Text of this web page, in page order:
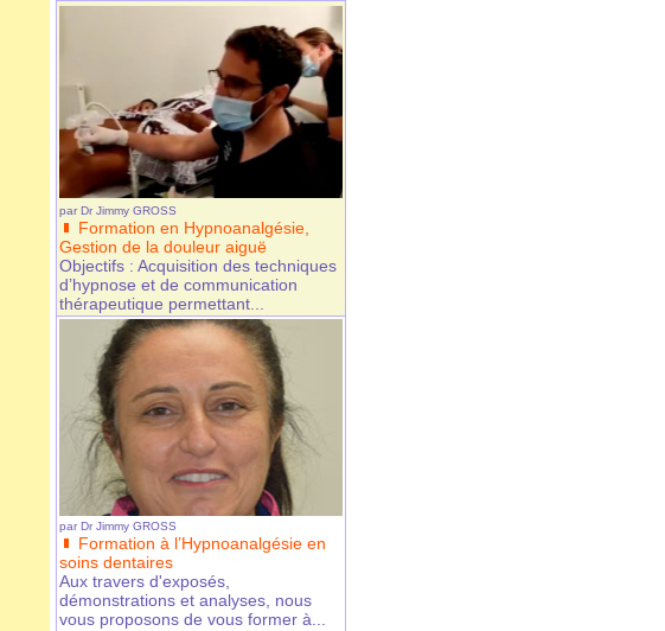
par Dr Jimmy GROSS
Formation en Hypnoanalgésie,
Gestion de la douleur aiguë
Objectifs : Acquisition des techniques
d’hypnose et de communication
thérapeutique permettant...
par Dr Jimmy GROSS
Formation à l’Hypnoanalgésie en
soins dentaires
Aux travers d'exposés,
démonstrations et analyses, nous
vous proposons de vous former à...